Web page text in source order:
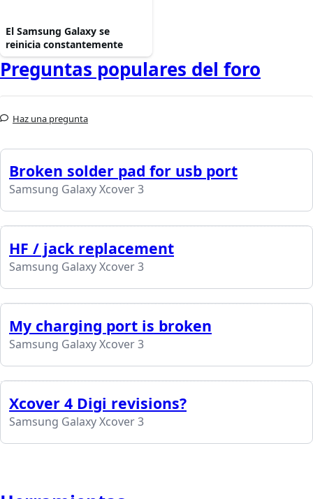
El Samsung Galaxy se
reinicia constantemente
Preguntas populares del foro
Haz una pregunta
Broken solder pad for usb port
Samsung Galaxy Xcover 3
HF / jack replacement
Samsung Galaxy Xcover 3
My charging port is broken
Samsung Galaxy Xcover 3
Xcover 4 Digi revisions?
Samsung Galaxy Xcover 3